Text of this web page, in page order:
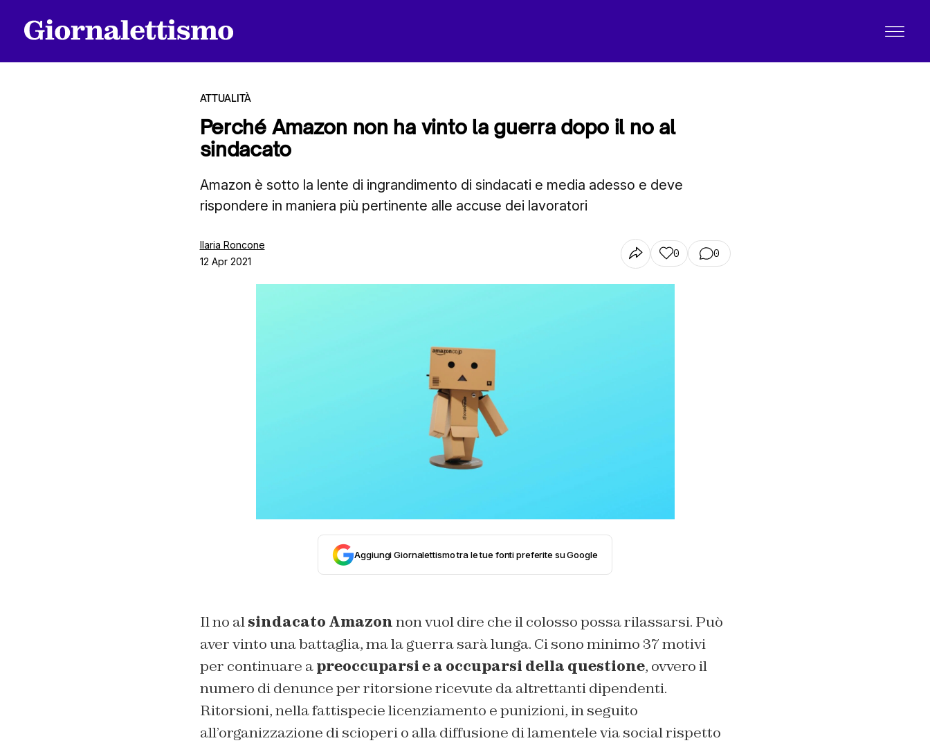
ATTUALITÀ
Perché Amazon non ha vinto la guerra dopo il no al
sindacato
Amazon è sotto la lente di ingrandimento di sindacati e media adesso e deve
rispondere in maniera più pertinente alle accuse dei lavoratori
Ilaria Roncone
12 Apr 2021
0 0
Aggiungi Giornalettismo tra le tue fonti preferite su Google
Il no alsindacato Amazonnon vuol dire che il colosso possa rilassarsi. Può
aver vinto una battaglia, ma la guerra sarà lunga. Ci sono minimo 37 motivi
per continuare apreoccuparsi e a occuparsi della questione, ovvero il
numero di denunce per ritorsione ricevute da altrettanti dipendenti.
Ritorsioni, nella fattispecie licenziamento e punizioni, in seguito
all’organizzazione di scioperi o alla diffusione di lamentele via social rispetto